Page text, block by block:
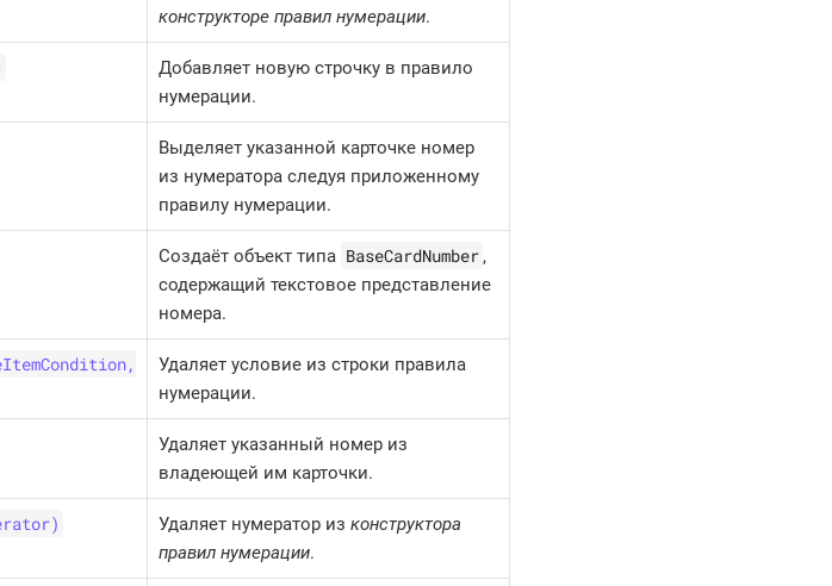
конструкторе правил нумерации.
Добавляет новую строчку в правило
нумерации.
Выделяет указанной карточке номер
из нумератора следуя приложенному
правилу нумерации.
Создаёт объект типа BaseCardNumber ,
содержащий текстовое представление
номера.
Удаляет условие из строки правила
нумерации.
Удаляет указанный номер из
владеющей им карточки.
Удаляет нумератор из конструктора
правил нумерации.